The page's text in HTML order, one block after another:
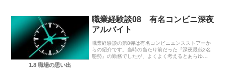
1.8 職場の思い出
職業経験談08 有名コンビニ深夜
アルバイト
職業経験談の第8弾は有名コンビニエンスストアーか
らの紹介です。当時の当たり前だった『深夜最低2名
態勢』の勤務でしたが、よくよく考えるとあらゆる